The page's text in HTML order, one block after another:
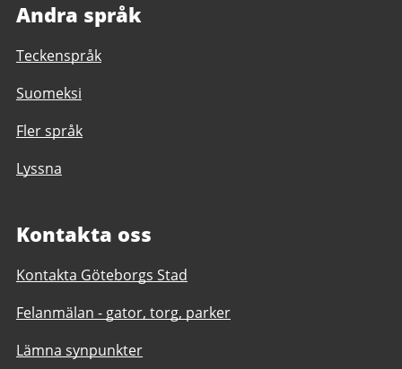
Andra språk
Teckenspråk
Suomeksi
Fler språk
Lyssna
Kontakta oss
Kontakta Göteborgs Stad
Felanmälan - gator, torg, parker
Lämna synpunkter